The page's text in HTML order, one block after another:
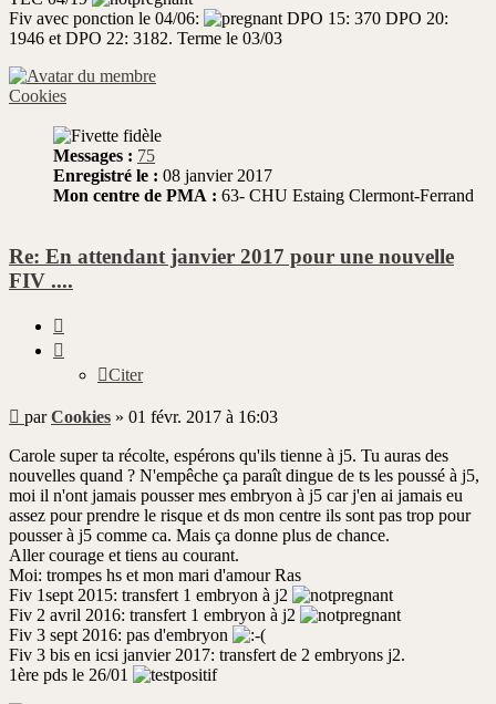
Fiv avec ponction le 04/06:
DPO 15: 370 DPO 20:
1946 et DPO 22: 3182. Terme le 03/03
Cookies
Messages : 75
Enregistré le : 08 janvier 2017
Mon centre de PMA : 63- CHU Estaing Clermont-Ferrand
Re: En attendant janvier 2017 pour une nouvelle
FIV ....
Citer
Message
non
lu
parCookies » 01 févr. 2017 à 16:03
Carole super ta récolte, espérons qu'ils tienne à j5. Tu auras des
nouvelles quand ? N'empêche ça paraît dingue de ts les poussé à j5,
moi il n'ont jamais pousser mes embryon à j5 car j'en ai jamais eu
assez pour prendre le risque et ds mon centre ils sont pas trop pour
pousser à j5 comme ca. Mais ça donne plus de chance.
Aller courage et tiens au courant.
Moi: trompes hs et mon mari d'amour Ras
Fiv 1sept 2015: transfert 1 embryon à j2
Fiv 2 avril 2016: transfert 1 embryon à j2
Fiv 3 sept 2016: pas d'embryon
Fiv 3 bis en icsi janvier 2017: transfert de 2 embryons j2.
1ère pds le 26/01